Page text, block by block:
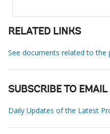
RELATED LINKS
See documents related to the
SUBSCRIBE TO EMAIL
Daily Updates of the Latest